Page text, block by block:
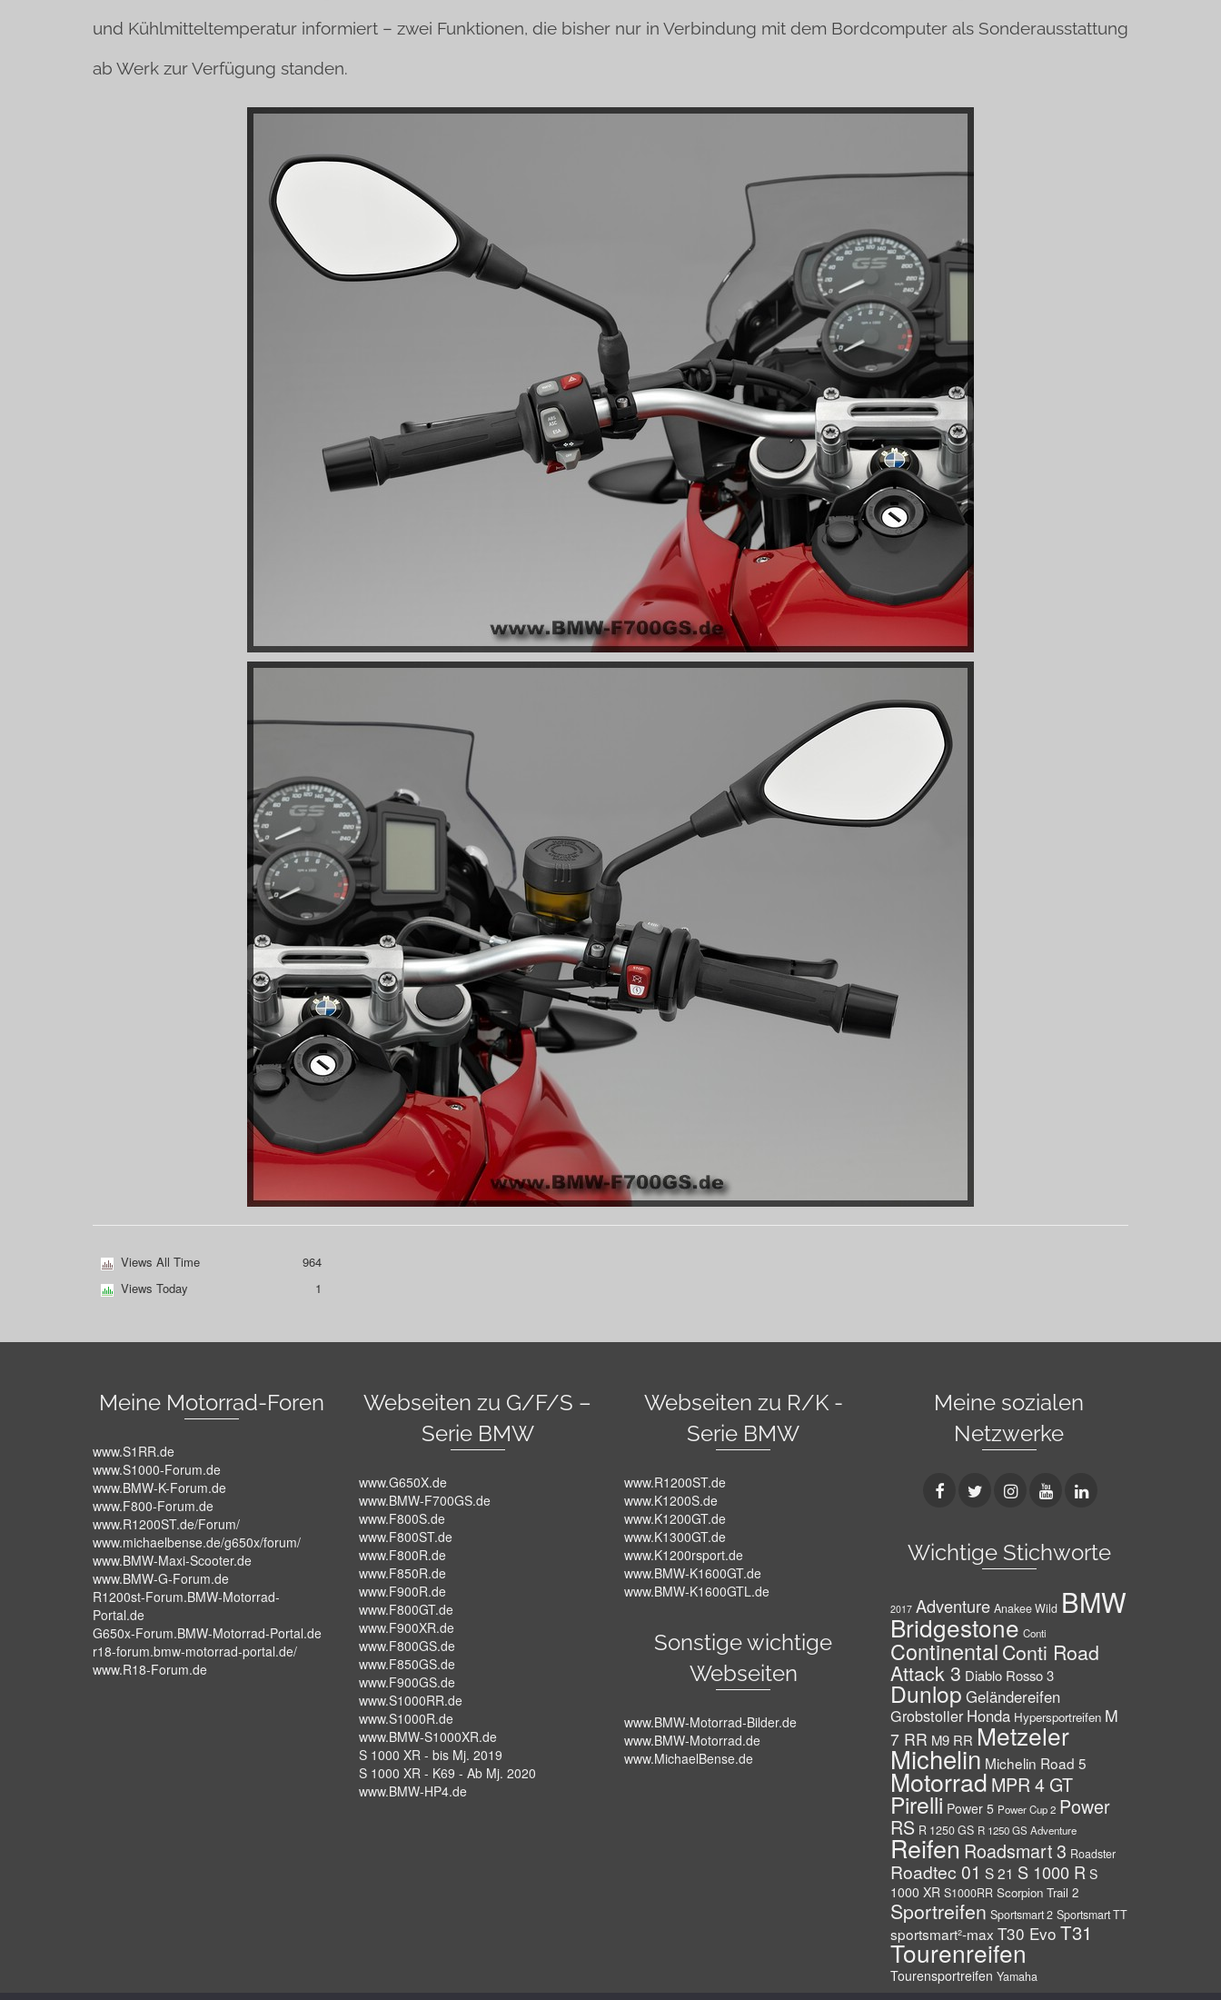
und Kühlmitteltemperatur informiert – zwei Funktionen, die bisher nur in Verbindung mit dem Bordcomputer als Sonderausstattung
ab Werk zur Verfügung standen.
Views All Time
964
Views Today
1
Meine Motorrad-Foren
www.S1RR.de
www.S1000-Forum.de
www.BMW-K-Forum.de
www.F800-Forum.de
www.R1200ST.de/Forum/
www.michaelbense.de/g650x/forum/
www.BMW-Maxi-Scooter.de
www.BMW-G-Forum.de
R1200st-Forum.BMW-Motorrad-
Portal.de
G650x-Forum.BMW-Motorrad-Portal.de
r18-forum.bmw-motorrad-portal.de/
www.R18-Forum.de
Webseiten zu G/F/S –
Serie BMW
www.G650X.de
www.BMW-F700GS.de
www.F800S.de
www.F800ST.de
www.F800R.de
www.F850R.de
www.F900R.de
www.F800GT.de
www.F900XR.de
www.F800GS.de
www.F850GS.de
www.F900GS.de
www.S1000RR.de
www.S1000R.de
www.BMW-S1000XR.de
S 1000 XR - bis Mj. 2019
S 1000 XR - K69 - Ab Mj. 2020
www.BMW-HP4.de
Webseiten zu R/K -
Serie BMW
www.R1200ST.de
www.K1200S.de
www.K1200GT.de
www.K1300GT.de
www.K1200rsport.de
www.BMW-K1600GT.de
www.BMW-K1600GTL.de
Sonstige wichtige
Webseiten
www.BMW-Motorrad-Bilder.de
www.BMW-Motorrad.de
www.MichaelBense.de
Meine sozialen
Netzwerke
Wichtige Stichworte
2017 Adventure Anakee Wild BMW
Bridgestone Conti
ContinentalConti Road
Attack 3 Diablo Rosso 3
Dunlop Geländereifen
Grobstoller Honda Hypersportreifen M
7 RR M9 RR Metzeler
Michelin Michelin Road 5
Motorrad MPR 4 GT
Pirelli Power 5 Power Cup 2 Power
RS R 1250 GS R 1250 GS Adventure
Reifen Roadsmart 3 Roadster
Roadtec 01 S 21 S 1000 R S
1000 XR S1000RR Scorpion Trail 2
Sportreifen Sportsmart 2 Sportsmart TT
sportsmart²-max T30 Evo T31
Tourenreifen
Tourensportreifen Yamaha